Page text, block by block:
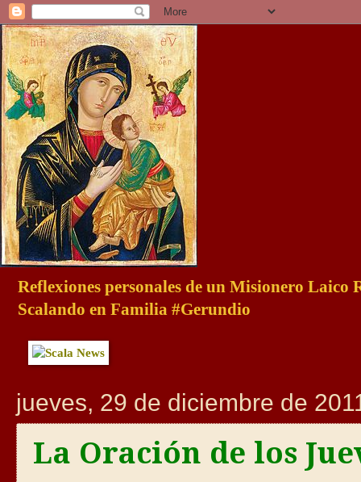
Reflexiones personales de un Misionero Laico
Scalando en Familia #Gerundio
jueves, 29 de diciembre de
La Oración de los